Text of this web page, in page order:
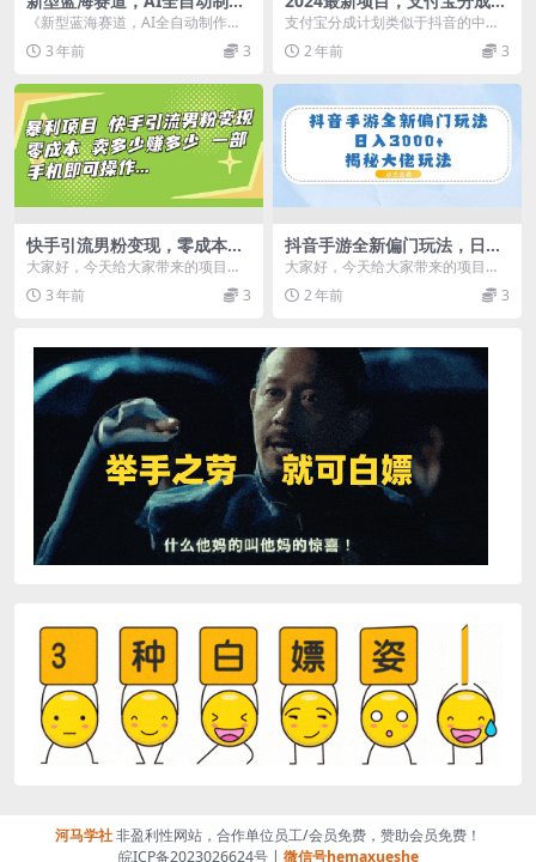
作，100%原创视频，小白轻
松上手，单日收益2000
《新型蓝海赛道，AI全自动制作，1
00%原创视频，小白轻松上手，单
日收益2000...
3 年前 3
划 AI软件一键生成，三分钟一
条作品，小白月...
支付宝分成计划类似于抖音的中视
频计划，但目前参与的人还不多，
是一个蓝海市场，通过...
2 年前 3
快手引流男粉变现，零成本，
卖多少赚多少，一部手机即可
操作，一天1000+
大家好，今天给大家带来的项目是
《快手引流男粉变现，零成本，卖
多少赚多少，一部手机...
3 年前 3
抖音手游全新偏门玩法，日入
3000+，揭秘大佬玩法
大家好，今天给大家带来的项目
是：抖音手游全新偏门玩法，日入3
000+，揭秘大佬玩...
2 年前 3
河马学社非盈利性网站，合作单位员工/会员免费，赞助会员免费！
皖ICP备2023026624号 | 微信号hemaxueshe